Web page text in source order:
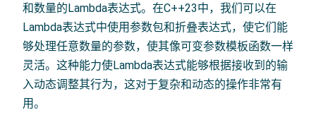
和数量的Lambda表达式。在C++23中，我们可以在
Lambda表达式中使用参数包和折叠表达式，使它们能
够处理任意数量的参数，使其像可变参数模板函数一样
灵活。这种能力使Lambda表达式能够根据接收到的输
入动态调整其行为，这对于复杂和动态的操作非常有
用。